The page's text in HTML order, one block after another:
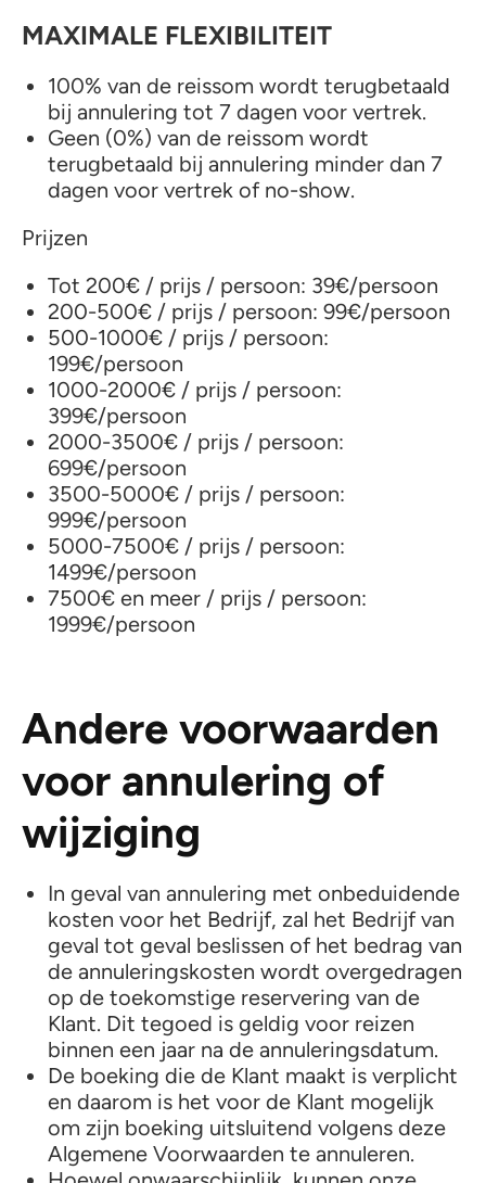
MAXIMALE FLEXIBILITEIT
100% van de reissom wordt terugbetaald
bij annulering tot 7 dagen voor vertrek.
Geen (0%) van de reissom wordt
terugbetaald bij annulering minder dan 7
dagen voor vertrek of no-show.
Prijzen
Tot 200€ / prijs / persoon: 39€/persoon
200-500€ / prijs / persoon: 99€/persoon
500-1000€ / prijs / persoon:
199€/persoon
1000-2000€ / prijs / persoon:
399€/persoon
2000-3500€ / prijs / persoon:
699€/persoon
3500-5000€ / prijs / persoon:
999€/persoon
5000-7500€ / prijs / persoon:
1499€/persoon
7500€ en meer / prijs / persoon:
1999€/persoon
Andere voorwaarden
voor annulering of
wijziging
In geval van annulering met onbeduidende
kosten voor het Bedrijf, zal het Bedrijf van
geval tot geval beslissen of het bedrag van
de annuleringskosten wordt overgedragen
op de toekomstige reservering van de
Klant. Dit tegoed is geldig voor reizen
binnen een jaar na de annuleringsdatum.
De boeking die de Klant maakt is verplicht
en daarom is het voor de Klant mogelijk
om zijn boeking uitsluitend volgens deze
Algemene Voorwaarden te annuleren.